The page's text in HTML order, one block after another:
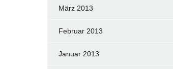
März 2013
Februar 2013
Januar 2013